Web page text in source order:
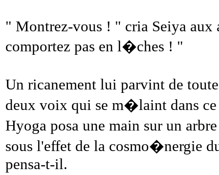
" Montrez-vous ! " cria Seiya aux
comportez pas en l�ches ! "
Un ricanement lui parvint de
deux voix qui se m�laint dans
Hyoga posa une main sur un
sous l'effet de la cosmo�nergie
pensa-t-il.